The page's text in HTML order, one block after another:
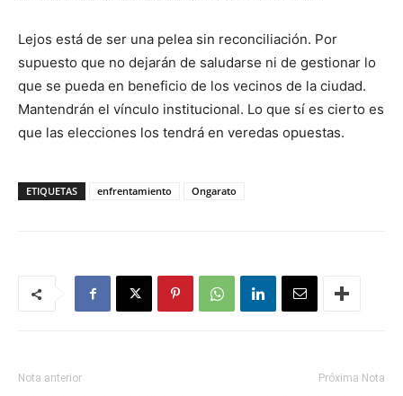
Lejos está de ser una pelea sin reconciliación. Por
supuesto que no dejarán de saludarse ni de gestionar lo
que se pueda en beneficio de los vecinos de la ciudad.
Mantendrán el vínculo institucional. Lo que sí es cierto es
que las elecciones los tendrá en veredas opuestas.
ETIQUETAS enfrentamiento Ongarato
Nota anterior Próxima Nota